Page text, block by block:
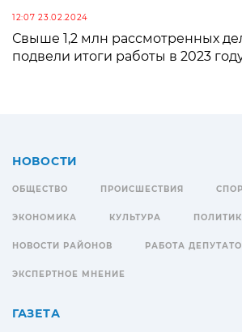
12:07 23.02.2024
Свыше 1,2 млн рассмотренных
подвели итоги работы в 2023
НОВОСТИ
ОБЩЕСТВО ПРОИСШЕСТВИЯ
ЭКОНОМИКА КУЛЬТУРА
НОВОСТИ РАЙОНОВ РАБОТА
ЭКСПЕРТНОЕ МНЕНИЕ
ГАЗЕТА